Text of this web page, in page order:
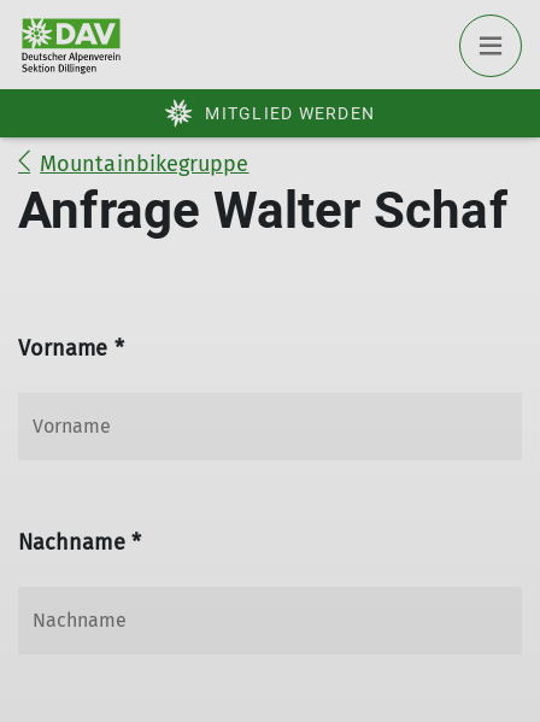
MITGLIED WERDEN
Mountainbikegruppe
Anfrage Walter Schaf
Vorname *
Nachname *